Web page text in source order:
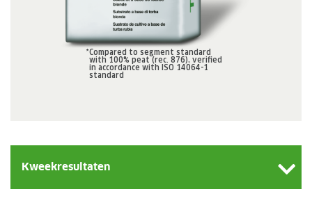
*Compared to segment standard
with 100% peat (rec. 876), verified
in accordance with ISO 14064-1
standard
Kweekresultaten